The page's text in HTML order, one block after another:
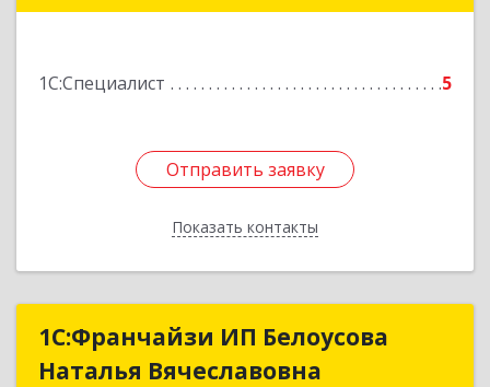
1С:Специалист 5
Отправить заявку
Показать контакты
Отправить заявку
Назад
1С:Франчайзи ИП Белоусова
Наталья Вячеславовна
1С:Франчайзи ИП Белоусова
Наталья Вячеславовна